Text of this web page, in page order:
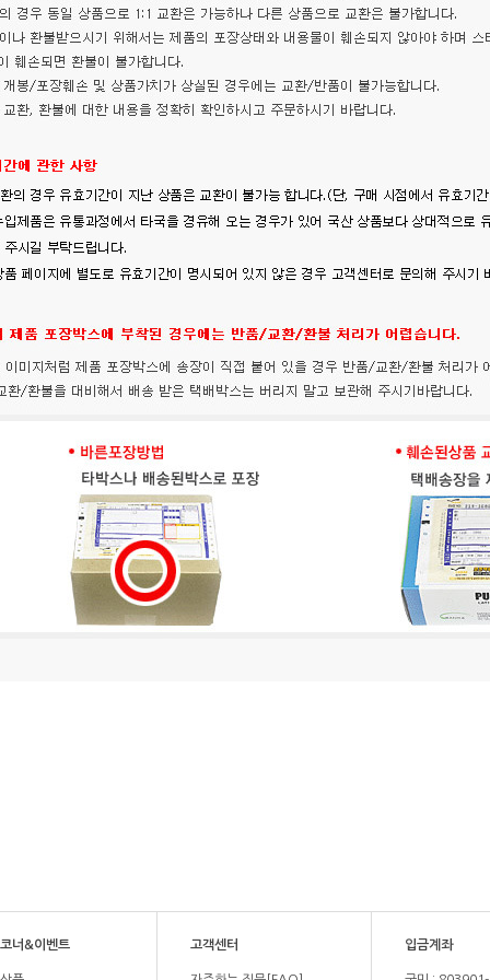
너&이벤트 고객센터 입금계좌